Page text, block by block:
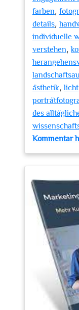
farben,
details,
individuelle
verstehen,
ästhetik,licht
des
Kommentar